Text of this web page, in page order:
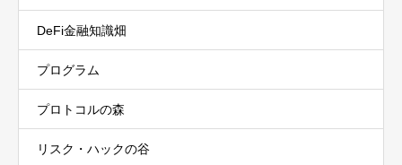
DeFi金融知識畑
プログラム
プロトコルの森
リスク・ハックの谷